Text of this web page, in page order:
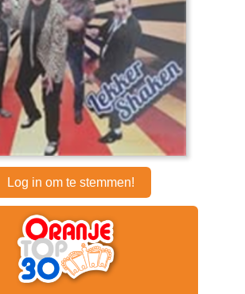
Log in om te stemmen!